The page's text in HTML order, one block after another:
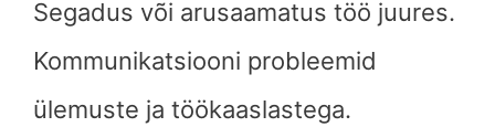
Segadus või arusaamatus töö juures.
Kommunikatsiooni probleemid
ülemuste ja töökaaslastega.